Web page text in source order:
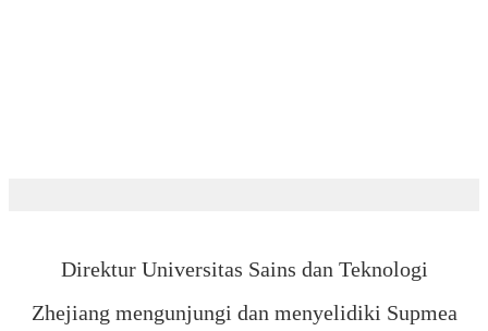
Direktur Universitas Sains dan Teknologi
Zhejiang mengunjungi dan menyelidiki Supmea